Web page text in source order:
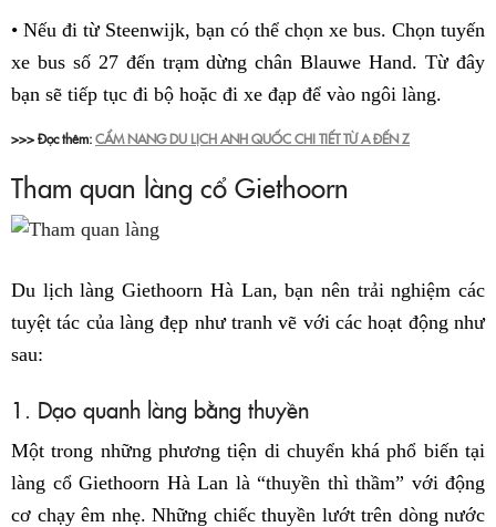
• Nếu đi từ Steenwijk, bạn có thể chọn xe bus. Chọn tuyến
xe bus số 27 đến trạm dừng chân Blauwe Hand. Từ đây
bạn sẽ tiếp tục đi bộ hoặc đi xe đạp để vào ngôi làng.
>>> Đọc thêm:CẨM NANG DU LỊCH ANH QUỐC CHI TIẾT TỪ A ĐẾN Z
Tham quan làng cổ Giethoorn
Du lịch làng Giethoorn Hà Lan, bạn nên trải nghiệm các
tuyệt tác của làng đẹp như tranh vẽ với các hoạt động như
sau:
1. Dạo quanh làng bằng thuyền
Một trong những phương tiện di chuyển khá phổ biến tại
làng cổ Giethoorn Hà Lan là “thuyền thì thầm” với động
cơ chạy êm nhẹ. Những chiếc thuyền lướt trên dòng nước